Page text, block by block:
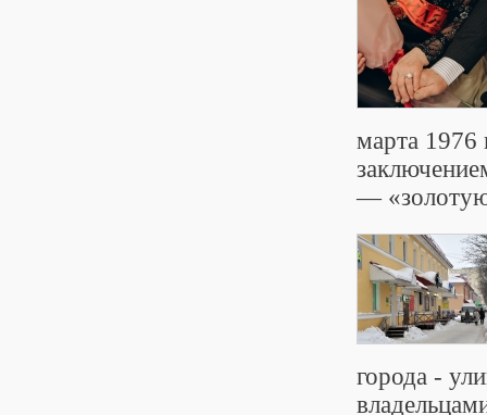
марта 1976
—
города -